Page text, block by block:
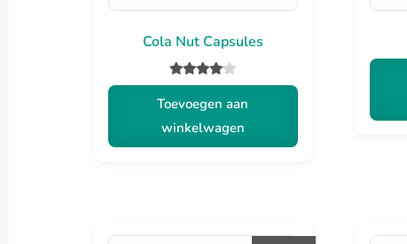
Cola Nut Capsules
Gewaarde
erd4.00
uit 5
Toevoegen aan
winkelwagen